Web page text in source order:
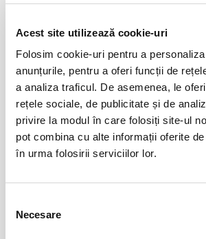
Acest site utilizează cookie-uri
Folosim cookie-uri pentru a
anunțurile, pentru a oferi funcții de
a analiza traficul. De asemenea, le
rețele sociale, de publicitate și de
privire la modul în care folosiți site-ul
pot combina cu alte informații oferite
în urma folosirii serviciilor lor.
consimțământului
Necesare
Ovidiu
BILETE
Abonamente FC Bacau
Bacau